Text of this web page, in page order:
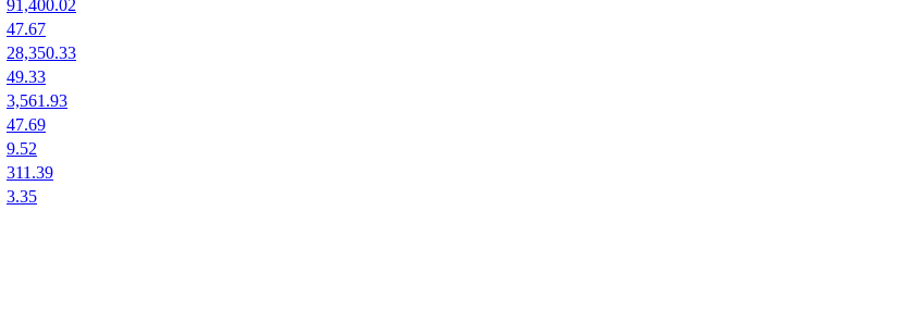
91,400.02
47.67
28,350.33
49.33
3,561.93
47.69
9.52
311.39
3.35